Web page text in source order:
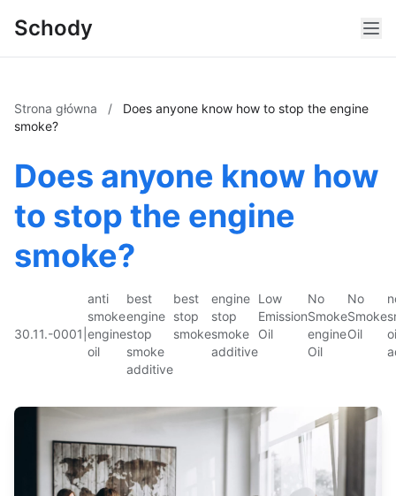
Schody
Strona główna /
Does anyone know how to stop the engine
smoke?
Does anyone know how
to stop the engine
smoke?
30.11.-0001
anti
smoke
engine
oil
best
engine
stop
smoke
additive
best
stop
smoke
engine
stop
smoke
additive
Low
Emission
Oil
No
Smoke
engine
Oil
No
Smoke
Oil